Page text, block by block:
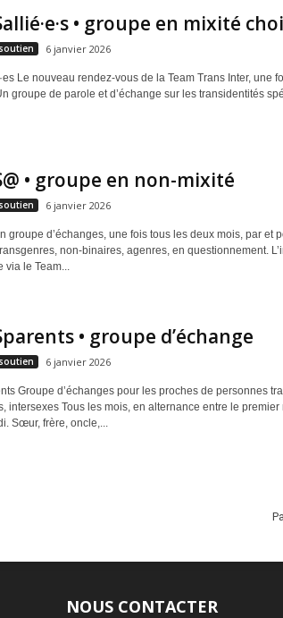
• groupe en mixité
6 janvier 2026
Le nouveau rendez-vous de la Team Trans Inter, une
groupe de parole et d’échange sur les transidentités
• groupe en non-mixité
6 janvier 2026
groupe d’échanges, une fois tous les deux mois, par et
non-binaires, agenres, en questionnement.
le Team...
• groupe d’échange
6 janvier 2026
Groupe d’échanges pour les proches de personnes
intersexes Tous les mois, en alternance entre le premier
Sœur, frère, oncle,...
NOUS CONTACTER